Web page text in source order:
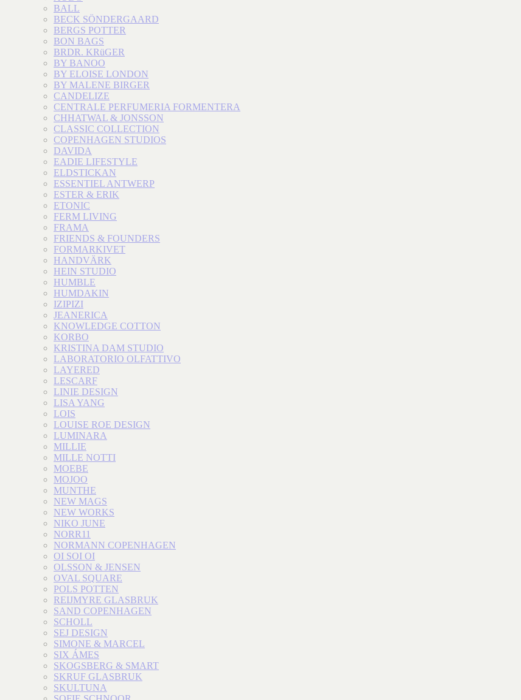
BALL
BECK SÖNDERGAARD
BERGS POTTER
BON BAGS
BRDR. KRüGER
BY BANOO
BY ELOISE LONDON
BY MALENE BIRGER
CANDELIZE
CENTRALE PERFUMERIA FORMENTERA
CHHATWAL & JONSSON
CLASSIC COLLECTION
COPENHAGEN STUDIOS
DAVIDA
EADIE LIFESTYLE
ELDSTICKAN
ESSENTIEL ANTWERP
ESTER & ERIK
ETONIC
FERM LIVING
FRAMA
FRIENDS & FOUNDERS
FORMARKIVET
HANDVÄRK
HEIN STUDIO
HUMBLE
HUMDAKIN
IZIPIZI
JEANERICA
KNOWLEDGE COTTON
KORBO
KRISTINA DAM STUDIO
LABORATORIO OLFATTIVO
LAYERED
LESCARF
LINIE DESIGN
LISA YANG
LOIS
LOUISE ROE DESIGN
LUMINARA
MILLIE
MILLE NOTTI
MOEBE
MOJOO
MUNTHE
NEW MAGS
NEW WORKS
NIKO JUNE
NORR11
NORMANN COPENHAGEN
OI SOI OI
OLSSON & JENSEN
OVAL SQUARE
POLS POTTEN
REIJMYRE GLASBRUK
SAND COPENHAGEN
SCHOLL
SEJ DESIGN
SIMONE & MARCEL
SIX ÁMES
SKOGSBERG & SMART
SKRUF GLASBRUK
SKULTUNA